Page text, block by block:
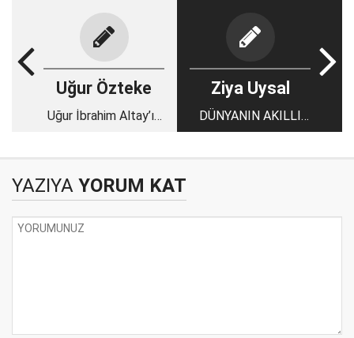
Uğur Özteke
Uğur İbrahim Altay’ın
Ziya Uysal
DÜNYANIN AKILLI
YÜZÜ(2)
YAZIYA YORUM KAT